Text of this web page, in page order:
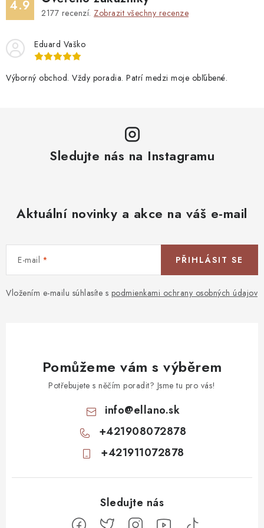
4.9 2177 recenzí. Zobrazit všechny recenze
Eduard Vaško
Výborný obchod. Vždy poradia. Patrí medzi moje obľúbené.
Sledujte nás na Instagramu
Aktuální novinky a akce na váš e-mail
E-mail
Vložením e-mailu súhlasíte s podmienkami ochrany osobných údajov
PŘIHLÁSIT SE
Pomůžeme vám s výběrem
Potřebujete s něčím poradit? Jsme tu pro vás!
info@ellano.sk
+421908072878
+421911072878